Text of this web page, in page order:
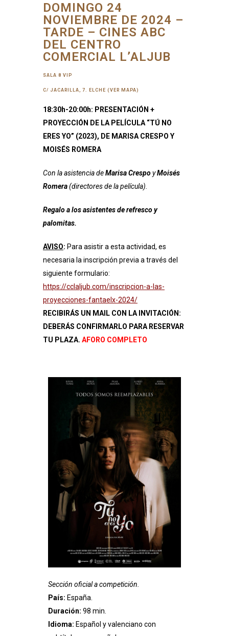
DOMINGO 24
NOVIEMBRE DE 2024 –
TARDE – CINES ABC
DEL CENTRO
COMERCIAL L’ALJUB
SALA 8 VIP
C/ JACARILLA, 7. ELCHE (VER MAPA)
18:30h-20:00h: PRESENTACIÓN +
PROYECCIÓN DE LA PELÍCULA “TÚ NO
ERES YO” (2023), DE MARISA CRESPO Y
MOISÉS ROMERA
Con la asistencia deMarisa CrespoyMoisés
Romera(directores de la película).
Regalo a los asistentes de refresco y
palomitas.
AVISO: Para asistir a esta actividad, es
necesaria la inscripción previa a través del
siguiente formulario:
https://cclaljub.com/inscripcion-a-las-
proyecciones-fantaelx-2024/
RECIBIRÁS UN MAIL CON LA INVITACIÓN:
DEBERÁS CONFIRMARLO PARA RESERVAR
TU PLAZA. AFORO COMPLETO
Sección oficial a competición.
País: España.
Duración: 98 min.
Idioma: Español y valenciano con